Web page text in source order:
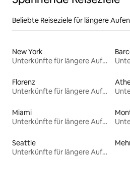
Beliebte Reiseziele für längere
New York
Unterkünfte für längere Aufenthalte
Florenz
Unterkünfte für längere Aufenthalte
Miami
Unterkünfte für längere Aufenthalte
Seattle
Unterkünfte für längere Aufenthalte